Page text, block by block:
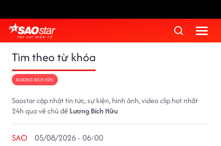
Tìm theo từ khóa
#LƯƠNG BÍCH HỮU
Saostar cập nhật tin tức, sự kiện, hình ảnh, video clip hot nhất
24h qua về chủ đềLương Bích Hữu
SAO 05/08/2026 - 06:00